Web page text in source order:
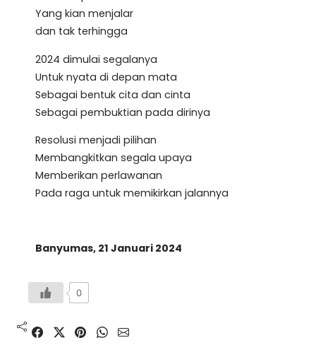
Yang kian menjalar
dan tak terhingga
2024 dimulai segalanya
Untuk nyata di depan mata
Sebagai bentuk cita dan cinta
Sebagai pembuktian pada dirinya
Resolusi menjadi pilihan
Membangkitkan segala upaya
Memberikan perlawanan
Pada raga untuk memikirkan jalannya
Banyumas, 21 Januari 2024
0